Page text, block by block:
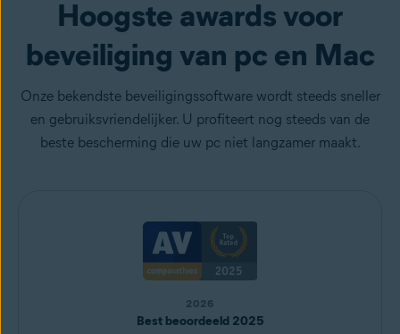
Hoogste awards voor
beveiliging van pc en Mac
Onze bekendste beveiligingssoftware wordt steeds sneller
en gebruiksvriendelijker. U profiteert nog steeds van de
beste bescherming die uw pc niet langzamer maakt.
2026
Best beoordeeld 2025